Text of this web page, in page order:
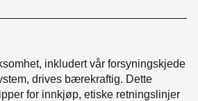
inkludert vår forsyningskjede
drives bærekraftig. Dette
for innkjøp, etiske retningslinjer